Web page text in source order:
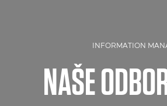
INFORMATION
NAŠE